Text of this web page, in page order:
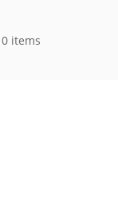
0 items